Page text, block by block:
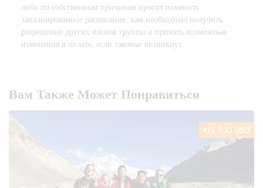
либо по собственным причинам просит изменить
запланированное расписание, вам необходимо получить
разрешение других членов группы и принять возможные
изменения в оплате, если таковые возникнут.
Вам Также Может Понравиться
ОТ 930 USD